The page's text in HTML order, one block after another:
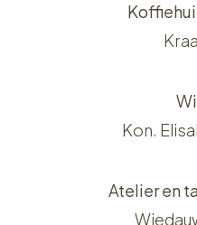
Kon.
Atelier en